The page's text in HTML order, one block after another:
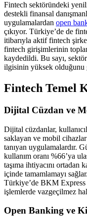
Fintech sektöründeki
destekli finansal
uygulamalardan open
çıkıyor. Türkiye’de de
itibarıyla aktif fintech
fintech girişimlerinin
kaydedildi. Bu sayı,
ilgisinin yüksek olduğunu
Fintech Temel
Dijital Cüzdan ve
Dijital cüzdanlar,
saklayan ve mobil
tanıyan uygulamalardır.
kullanım oranı %66’ya
taşıma ihtiyacını ortadan
içinde tamamlamayı
Türkiye’de BKM
işlemlerde vazgeçilmez
Open Banking ve